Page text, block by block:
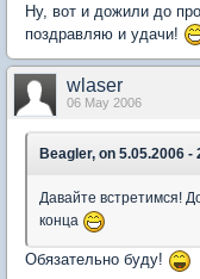
Ну, вот и дожили до
поздравляю и удачи!
wlaser
06 May 2006
Beagler, on 5.05.2006 -
Давайте встретимся!
конца
Обязательно буду!